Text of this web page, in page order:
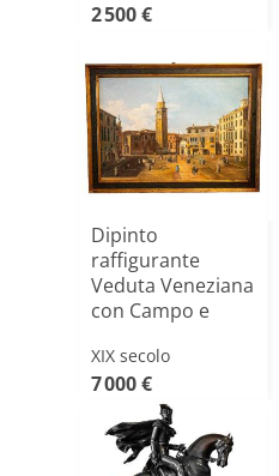
2 500 €
Dipinto
raffigurante
Veduta Veneziana
con Campo e
XIX secolo
7 000 €